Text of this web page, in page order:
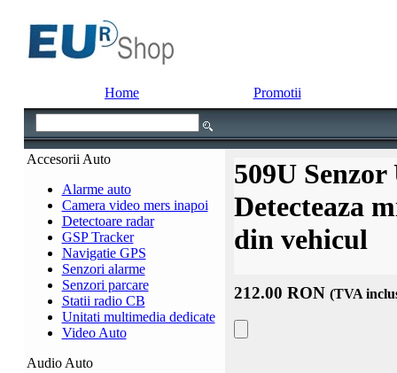
Home Promotii
Accesorii Auto
Alarme auto
Camera video mers inapoi
Detectoare radar
GSP Tracker
Navigatie GPS
Senzori alarme
Senzori parcare
Statii radio CB
Unitati multimedia dedicate
Video Auto
Audio Auto
509U
Detecteaza
din vehicul
212.00 RON (TVA